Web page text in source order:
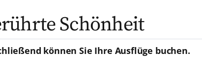
Schönheit
können Sie Ihre Ausflüge buchen.